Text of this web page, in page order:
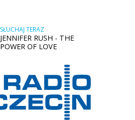
SŁUCHAJ TERAZ
JENNIFER RUSH - THE
POWER OF LOVE